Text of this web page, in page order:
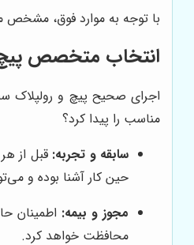
با توجه به موارد فوق، مشخص
انتخاب متخصص پیچ
اجرای صحیح پیچ و رولپلاک
مناسب را پیدا کرد؟
سابقه و تجربه: قبل از
حین کار آشنا بوده و
مجوز و بیمه: اطمینان
محافظت خواهد کرد.